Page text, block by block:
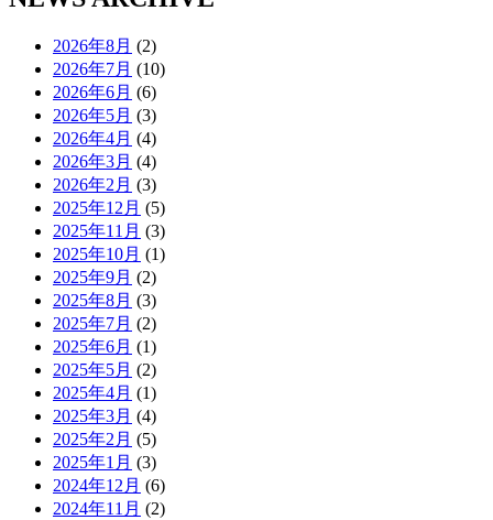
2026年8月 (2)
2026年7月 (10)
2026年6月 (6)
2026年5月 (3)
2026年4月 (4)
2026年3月 (4)
2026年2月 (3)
2025年12月 (5)
2025年11月 (3)
2025年10月 (1)
2025年9月 (2)
2025年8月 (3)
2025年7月 (2)
2025年6月 (1)
2025年5月 (2)
2025年4月 (1)
2025年3月 (4)
2025年2月 (5)
2025年1月 (3)
2024年12月 (6)
2024年11月 (2)